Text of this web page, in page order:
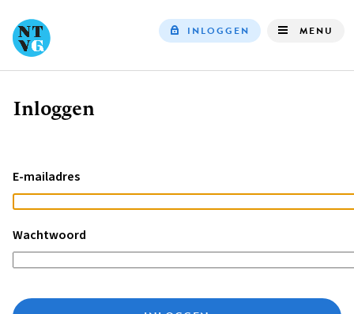
INLOGGEN MENU
Kruimelpad
Inloggen
E-mailadres
Wachtwoord